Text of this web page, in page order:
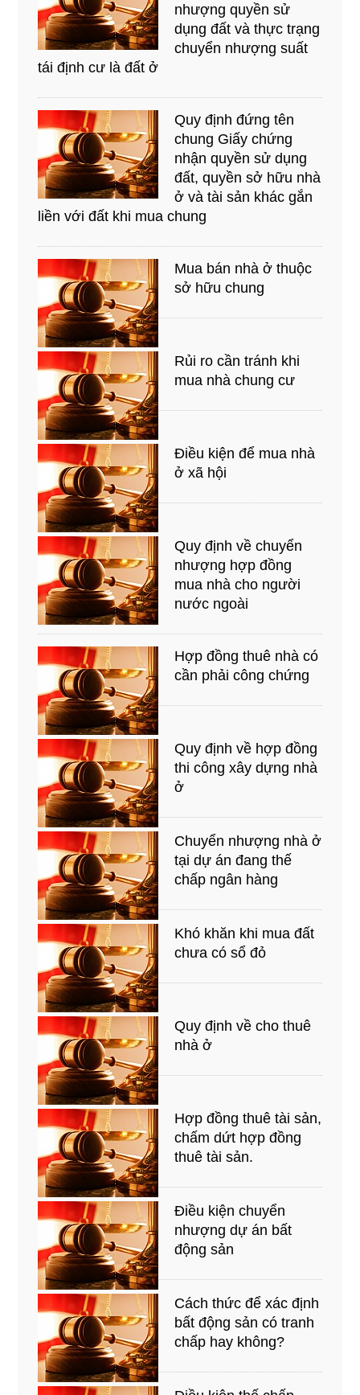
nhượng quyền sử
dụng đất và thực trạng
chuyển nhượng suất
tái định cư là đất ở
Quy định đứng tên
chung Giấy chứng
nhận quyền sử dụng
đất, quyền sở hữu nhà
ở và tài sản khác gắn
liền với đất khi mua chung
Mua bán nhà ở thuộc
sở hữu chung
Rủi ro cần tránh khi
mua nhà chung cư
Điều kiện để mua nhà
ở xã hội
Quy định về chuyển
nhượng hợp đồng
mua nhà cho người
nước ngoài
Hợp đồng thuê nhà có
cần phải công chứng
Quy định về hợp đồng
thi công xây dựng nhà
ở
Chuyển nhượng nhà ở
tại dự án đang thế
chấp ngân hàng
Khó khăn khi mua đất
chưa có sổ đỏ
Quy định về cho thuê
nhà ở
Hợp đồng thuê tài sản,
chấm dứt hợp đồng
thuê tài sản.
Điều kiện chuyển
nhượng dự án bất
động sản
Cách thức để xác định
bất động sản có tranh
chấp hay không?